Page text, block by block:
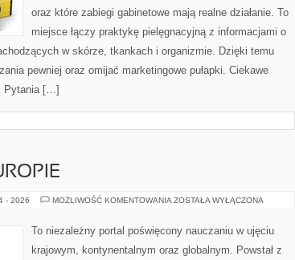
oraz które zabiegi gabinetowe mają realne działanie. To
miejsce łączy praktykę pielęgnacyjną z informacjami o
w skórze, tkankach i organizmie. Dzięki temu
pewniej oraz omijać marketingowe pułapki. Ciekawe
Pytania […]
- 2026 MOŻLIWOŚĆ KOMENTOWANIA EDUKACJA
ZOSTAŁA WYŁĄCZONA
To niezależny portal poświęcony nauczaniu w ujęciu
krajowym, kontynentalnym oraz globalnym. Powstał z